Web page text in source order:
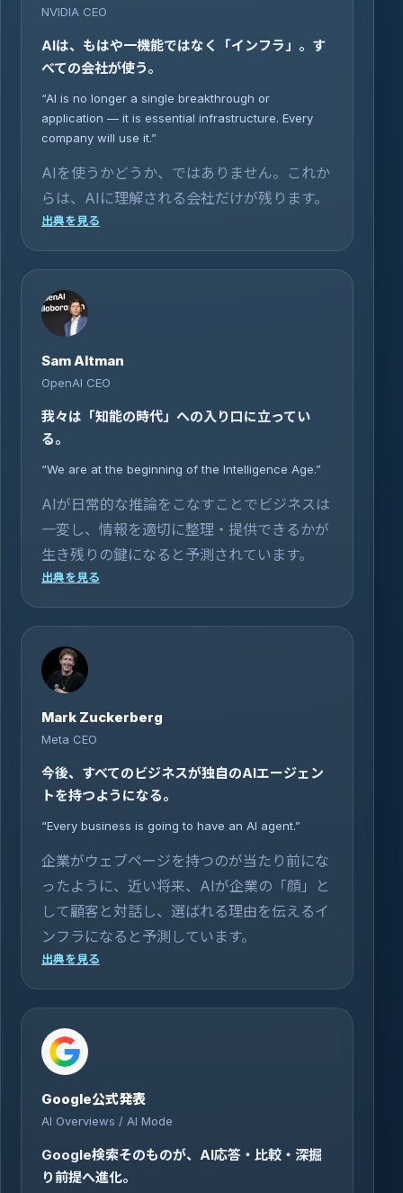
NVIDIA CEO
AIは、もはや一機能ではなく「インフラ」。す
べての会社が使う。
“AI is no longer a single breakthrough or
application — it is essential infrastructure. Every
company will use it.”
AIを使うかどうか、ではありません。これか
らは、AIに理解される会社だけが残ります。
出典を見る
Sam Altman
OpenAI CEO
我々は「知能の時代」への入り口に立ってい
る。
“We are at the beginning of the Intelligence Age.”
AIが日常的な推論をこなすことでビジネスは
一変し、情報を適切に整理・提供できるかが
生き残りの鍵になると予測されています。
出典を見る
Mark Zuckerberg
Meta CEO
今後、すべてのビジネスが独自のAIエージェン
トを持つようになる。
“Every business is going to have an AI agent.”
企業がウェブページを持つのが当たり前にな
ったように、近い将来、AIが企業の「顔」と
して顧客と対話し、選ばれる理由を伝えるイ
ンフラになると予測しています。
出典を見る
Google公式発表
AI Overviews / AI Mode
Google検索そのものが、AI応答・比較・深掘
り前提へ進化。